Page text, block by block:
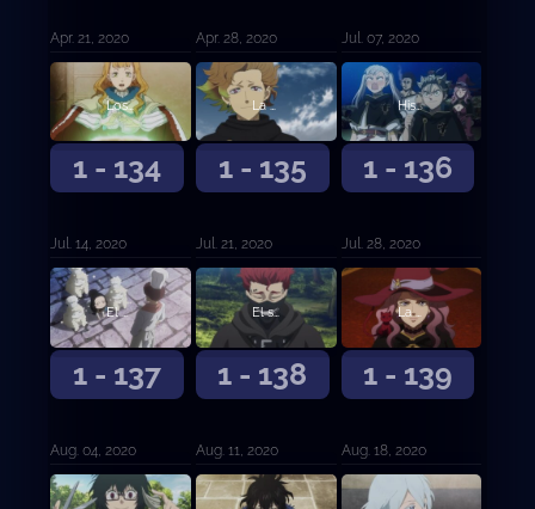
Apr. 21, 2020 Apr. 28, 2020 Jul. 07, 2020
1 - 134
Los convocados
Jul. 14, 2020
1 - 135
La persona en mi corazón, mi corazón, mi corazón
Jul. 21, 2020
1 - 136
Historia submarina oscura
Jul. 28, 2020
1 - 137
El hambre centenaria de Charmy y la soledad milenaria de Gordon
Aug. 04, 2020
1 - 138
El sucesor de Zara
Aug. 11, 2020
1 - 139
La bruja vuelve a casa
Aug. 18, 2020